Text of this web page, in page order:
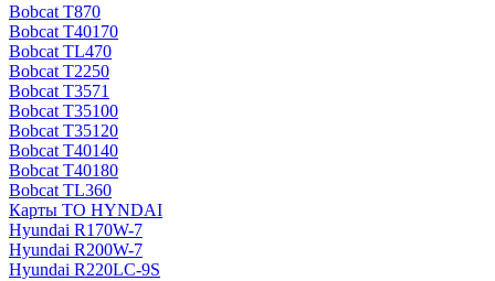
Bobcat T870
Bobcat T40170
Bobcat TL470
Bobcat Т2250
Bobcat Т3571
Bobcat Т35100
Bobcat Т35120
Bobcat Т40140
Bobcat Т40180
Bobcat ТL360
Карты ТО HYNDAI
Hyundai R170W-7
Hyundai R200W-7
Hyundai R220LC-9S